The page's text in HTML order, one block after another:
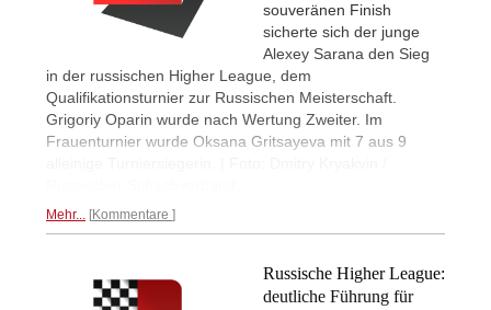
souveränen Finish
sicherte sich der junge
Alexey Sarana den Sieg
in der russischen Higher League, dem
Qualifikationsturnier zur Russischen Meisterschaft.
Grigoriy Oparin wurde nach Wertung Zweiter. Im
Frauenturnier wurde Oksana Gritsayeva mit 7 aus 9
Mehr... Kommentare
Russische Higher League:
deutliche Führung für